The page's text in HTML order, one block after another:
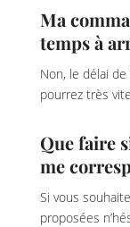
Ma
temps à
Non, le délai
pourrez très
Que faire
me
Si vous
proposées